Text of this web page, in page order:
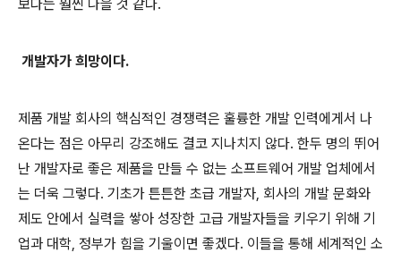
보다는 훨씬 나을 것 같다.
개발자가 희망이다.
제품 개발 회사의 핵심적인 경쟁력은 훌륭한 개발 인력에게서 나
온다는 점은 아무리 강조해도 결코 지나치지 않다. 한두 명의 뛰어
난 개발자로 좋은 제품을 만들 수 없는 소프트웨어 개발 업체에서
는 더욱 그렇다. 기초가 튼튼한 초급 개발자, 회사의 개발 문화와
제도 안에서 실력을 쌓아 성장한 고급 개발자들을 키우기 위해 기
업과 대학, 정부가 힘을 기울이면 좋겠다. 이들을 통해 세계적인 소